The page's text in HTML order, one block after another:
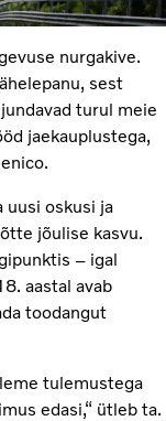
nurgakive.
sest
turul meie
jaekauplustega,
uusi oskusi ja
jõulise kasvu.
– igal
aastal avab
toodangut
tulemustega
edasi,“ ütleb ta.